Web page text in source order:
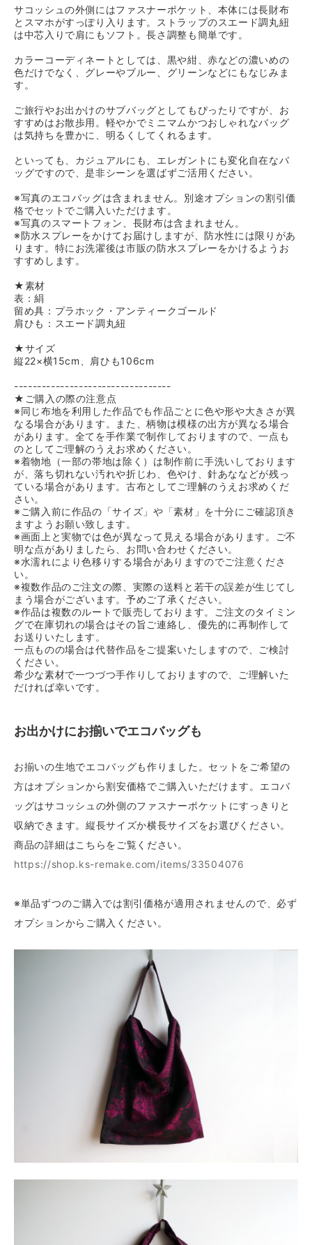
サコッシュの外側にはファスナーポケット、本体には長財布
とスマホがすっぽり入ります。ストラップのスエード調丸紐
は中芯入りで肩にもソフト。長さ調整も簡単です。
カラーコーディネートとしては、黒や紺、赤などの濃いめの
色だけでなく、グレーやブルー、グリーンなどにもなじみま
す。
ご旅行やお出かけのサブバッグとしてもぴったりですが、お
すすめはお散歩用。軽やかでミニマムかつおしゃれなバッグ
は気持ちを豊かに、明るくしてくれるます。
といっても、カジュアルにも、エレガントにも変化自在なバ
ッグですので、是非シーンを選ばずご活用ください。
※写真のエコバッグは含まれません。別途オプションの割引価
格でセットでご購入いただけます。
※写真のスマートフォン、長財布は含まれません。
※防水スプレーをかけてお届けしますが、防水性には限りがあ
ります。特にお洗濯後は市販の防水スプレーをかけるようお
すすめします。
★素材
表：絹
留め具：プラホック・アンティークゴールド
肩ひも：スエード調丸紐
★サイズ
縦22×横15cm、肩ひも106cm
----------------------------------
★ご購入の際の注意点
※同じ布地を利用した作品でも作品ごとに色や形や大きさが異
なる場合があります。また、柄物は模様の出方が異なる場合
があります。全てを手作業で制作しておりますので、一点も
のとしてご理解のうえお求めください。
※着物地（一部の帯地は除く）は制作前に手洗いしております
が、落ち切れない汚れや折じわ、色やけ、針あななどが残っ
ている場合があります。古布としてご理解のうえお求めくだ
さい。
※ご購入前に作品の「サイズ」や「素材」を十分にご確認頂き
ますようお願い致します。
※画面上と実物では色が異なって見える場合があります。ご不
明な点がありましたら、お問い合わせください。
※水濡れにより色移りする場合がありますのでご注意くださ
い。
※複数作品のご注文の際、実際の送料と若干の誤差が生じてし
まう場合がございます。予めご了承ください。
※作品は複数のルートで販売しております。ご注文のタイミン
グで在庫切れの場合はその旨ご連絡し、優先的に再制作して
お送りいたします。
一点ものの場合は代替作品をご提案いたしますので、ご検討
ください。
希少な素材で一つづつ手作りしておりますので、ご理解いた
だければ幸いです。
お出かけにお揃いでエコバッグも
お揃いの生地でエコバッグも作りました。セットをご希望の
方はオプションから割安価格でご購入いただけます。エコバ
ッグはサコッシュの外側のファスナーポケットにすっきりと
収納できます。縦長サイズか横長サイズをお選びください。
商品の詳細はこちらをご覧ください。
https://shop.ks-remake.com/items/33504076
※単品ずつのご購入では割引価格が適用されませんので、必ず
オプションからご購入ください。